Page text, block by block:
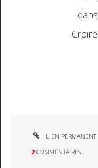
LIEN PERMANENT
2 COMMENTAIRES